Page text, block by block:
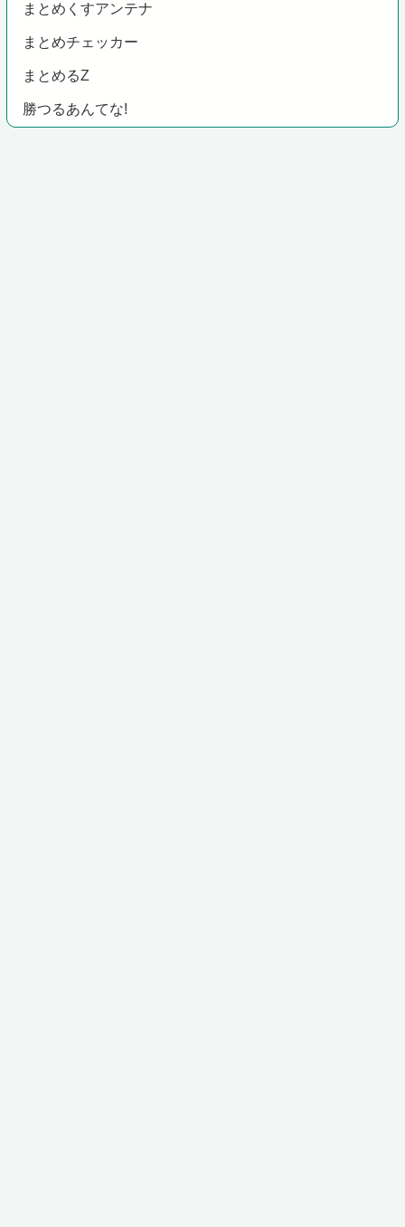
まとめくすアンテナ
まとめチェッカー
まとめるZ
勝つるあんてな!